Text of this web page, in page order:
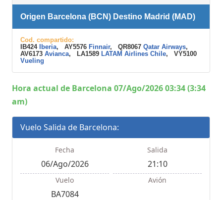
Origen Barcelona (BCN) Destino Madrid (MAD)
Cod. compartido:
IB424 Iberia, AY5576 Finnair, QR8067 Qatar Airways,
AV6173 Avianca, LA1589 LATAM Airlines Chile, VY5100
Vueling
Hora actual de Barcelona 07/Ago/2026 03:34 (3:34
am)
Vuelo Salida de Barcelona:
Fecha
06/Ago/2026
Salida
21:10
Vuelo
BA7084
Avión